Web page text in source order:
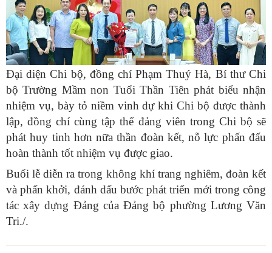
Đại diện Chi bộ, đồng chí Phạm Thuý Hà, Bí thư Chi
bộ Trường Mầm non Tuổi Thần Tiên phát biểu nhận
nhiệm vụ, bày tỏ niềm vinh dự khi Chi bộ được thành
lập, đồng chí cùng tập thể đảng viên trong Chi bộ sẽ
phát huy tinh hơn nữa thần đoàn kết, nỗ lực phấn đấu
hoàn thành tốt nhiệm vụ được giao.
Buổi lễ diễn ra trong không khí trang nghiêm, đoàn kết
và phấn khởi, đánh dấu bước phát triển mới trong công
tác xây dựng Đảng của Đảng bộ phường Lương Văn
Tri./.